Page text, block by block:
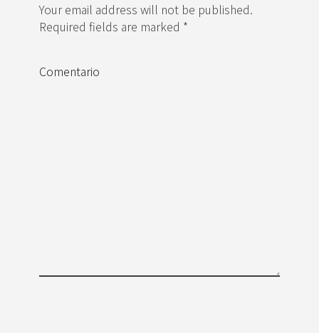
Your email address will not be published.
Required fields are marked *
Comentario